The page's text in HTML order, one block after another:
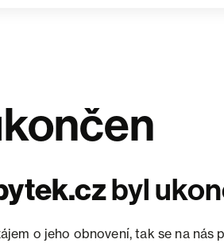
byl
o jeho obnovení, tak se na nás